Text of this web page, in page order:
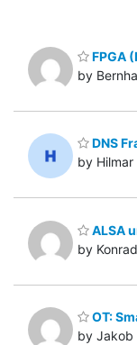
FPGA
by
DNS
by Hilmar
ALSA
by
OT:
by Jakob